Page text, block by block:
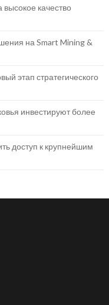
качество
на Smart Mining &
этап стратегического
инвестируют более
доступ к крупнейшим